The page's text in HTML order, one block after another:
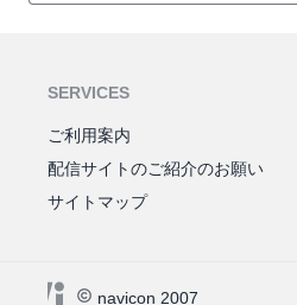
SERVICES
ご利用案内
配信サイトのご紹介のお願い
サイトマップ
navicon 2007